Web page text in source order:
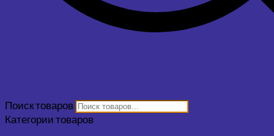
Поиск товаров
Категории товаров